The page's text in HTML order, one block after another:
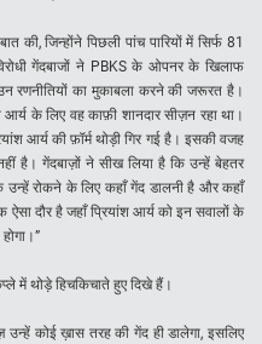
की, जिन्होंने पिछली पांच पारियों में सिर्फ 81
गेंदबाजों ने PBKS के ओपनर के खिलाफ
रणनीतियों का मुकाबला करने की जरूरत है।
के लिए वह काफ़ी शानदार सीज़न रहा था।
आर्य की फ़ॉर्म थोड़ी गिर गई है। इसकी वजह
है। गेंदबाज़ों ने सीख लिया है कि उन्हें बेहतर
रोकने के लिए कहाँ गेंद डालनी है और कहाँ
दौर है जहाँ प्रियांश आर्य को इन सवालों के
में थोड़े हिचकिचाते हुए दिखे हैं।
कोई ख़ास तरह की गेंद ही डालेगा, इसलिए